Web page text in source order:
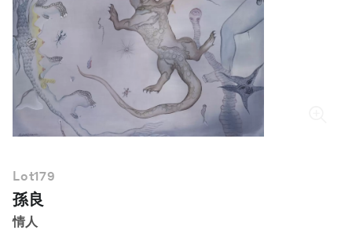
繁體中文
Lot179
孫良
情人